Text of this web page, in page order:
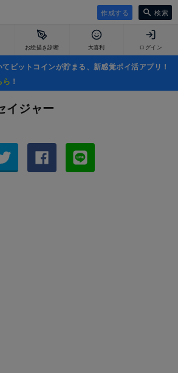
作成する 検索
お絵描き診断 大喜利 ログイン
ビットコインが貯まる、新感覚ポイ活アプリ！
ら ！
イジャー